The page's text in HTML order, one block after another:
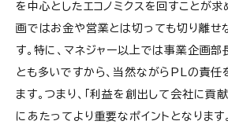
を中心としたエコノミクスを回すことが求
画ではお金や営業とは切っても切り離せ
す。特に、マネジャー以上では事業企画部
とも多いですから、当然ながらPLの責任
ます。つまり、「利益を創出して会社に貢
にあたってより重要なポイントとなります。